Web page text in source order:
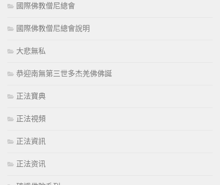
國際佛教僧尼總會
國際佛教僧尼總會說明
大悲無私
恭迎南無第三世多杰羌佛佛誕
正法寶典
正法視頻
正法資訊
正法资讯